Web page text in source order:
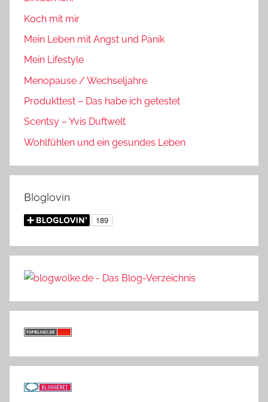
Koch mit mir
Mein Leben mit Angst und Panik
Mein Lifestyle
Menopause / Wechseljahre
Produkttest – Das habe ich getestet
Scentsy – Yvis Duftwelt
Wohlfühlen und ein gesundes Leben
Bloglovin